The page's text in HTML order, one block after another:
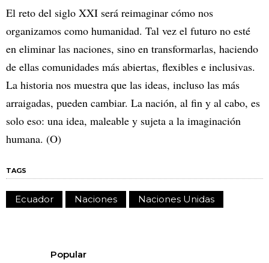
El reto del siglo XXI será reimaginar cómo nos
organizamos como humanidad. Tal vez el futuro no esté
en eliminar las naciones, sino en transformarlas, haciendo
de ellas comunidades más abiertas, flexibles e inclusivas.
La historia nos muestra que las ideas, incluso las más
arraigadas, pueden cambiar. La nación, al fin y al cabo, es
solo eso: una idea, maleable y sujeta a la imaginación
humana. (O)
TAGS
Ecuador Naciones Naciones Unidas
Popular